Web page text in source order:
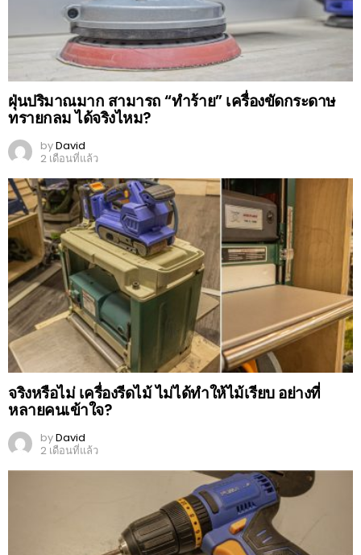
ฝุ่นปริมาณมาก สามารถ “ทำร้าย” เครื่องขัดกระดาษ
ทรายกลม ได้จริงไหม?
byDavid
2 เดือนที่แล้ว
จริงหรือไม่ เครื่องรีดไม้ ไม่ได้ทำให้ไม้เรียบ อย่างที่
หลายคนเข้าใจ?
byDavid
2 เดือนที่แล้ว